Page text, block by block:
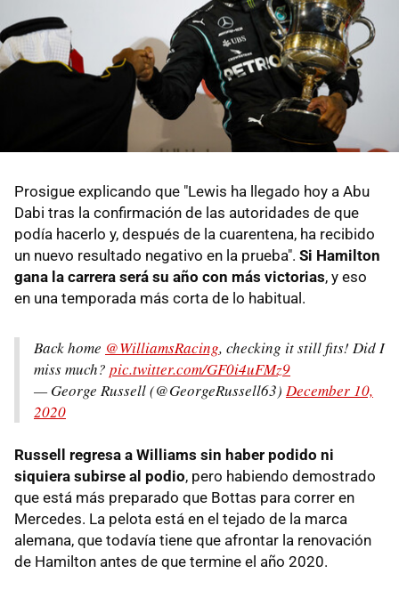
Prosigue explicando que "Lewis ha llegado hoy a Abu
Dabi tras la confirmación de las autoridades de que
podía hacerlo y, después de la cuarentena, ha recibido
un nuevo resultado negativo en la prueba". Si Hamilton
gana la carrera será su año con más victorias, y eso
en una temporada más corta de lo habitual.
Back home @WilliamsRacing, checking it still fits! Did I
miss much? pic.twitter.com/GF0i4uFMz9
— George Russell (@GeorgeRussell63) December 10,
2020
Russell regresa a Williams sin haber podido ni
siquiera subirse al podio, pero habiendo demostrado
que está más preparado que Bottas para correr en
Mercedes. La pelota está en el tejado de la marca
alemana, que todavía tiene que afrontar la renovación
de Hamilton antes de que termine el año 2020.